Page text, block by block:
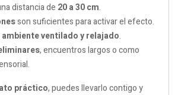
distancia de 20 a 30 cm.
son suficientes para activar el efecto.
ambiente ventilado y relajado.
, encuentros largos o como
práctico, puedes llevarlo contigo y